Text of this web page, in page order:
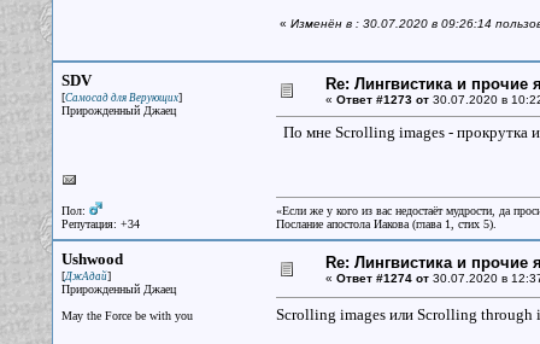
« Изменён в : 30.07.2020 в 09:26:14
SDV
[Самосад для Верующих]
Прирожденный Джаец
Пол:
Репутация: +34
Re: Лингвистика и прочие
« Ответ #1273 от30.07.2020 в
По мне Scrolling images - прокрутка
«Если же у кого из вас недостаёт мудрости, да
Послание апостола Иакова (глава 1, стих 5).
Ushwood
[ДжАдай]
Прирожденный Джаец
May the Force be with you
Re: Лингвистика и прочие
« Ответ #1274 от30.07.2020 в
Scrolling images или Scrolling through